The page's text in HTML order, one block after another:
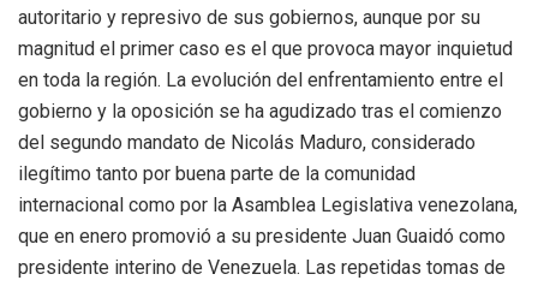
autoritario y represivo de sus gobiernos, aunque por su
magnitud el primer caso es el que provoca mayor inquietud
en toda la región. La evolución del enfrentamiento entre el
gobierno y la oposición se ha agudizado tras el comienzo
del segundo mandato de Nicolás Maduro, considerado
ilegítimo tanto por buena parte de la comunidad
internacional como por la Asamblea Legislativa venezolana,
que en enero promovió a su presidente Juan Guaidó como
presidente interino de Venezuela. Las repetidas tomas de